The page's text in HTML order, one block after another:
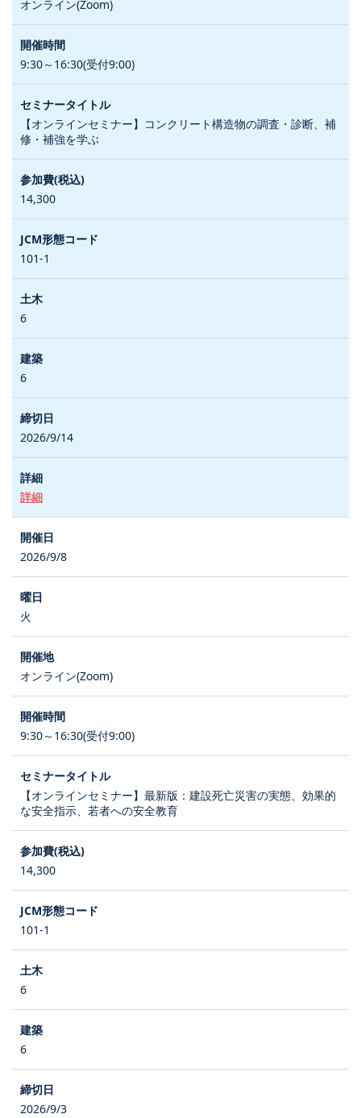
オンライン(Zoom)
9:30～16:30(受付9:00)
【オンラインセミナー】コンクリート構造物の調査・診断、補
修・補強を学ぶ
14,300
101-1
6
6
2026/9/14
詳細
2026/9/8
火
オンライン(Zoom)
9:30～16:30(受付9:00)
【オンラインセミナー】最新版：建設死亡災害の実態、効果的
な安全指示、若者への安全教育
14,300
101-1
6
6
2026/9/3